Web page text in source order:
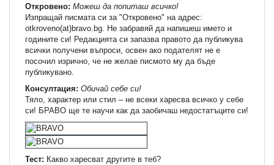
Откровено: Можеш да попиташ всичко!
Изпращай писмата си за "Откровено" на адрес:
otkroveno(at)bravo.bg. Не забравяй да напишеш името и
годините си! Редакцията си запазва правото да публикува
всички получени въпроси, освен ако подателят не е
посочил изрично, че не желае писмото му да бъде
публикувано.
Консултация: Обичай себе си!
Тяло, характер или стил – не всеки харесва всичко у себе
си! БРАВО ще те научи как да заобичаш недостатъците си!
Тест: Какво харесват другите в теб?